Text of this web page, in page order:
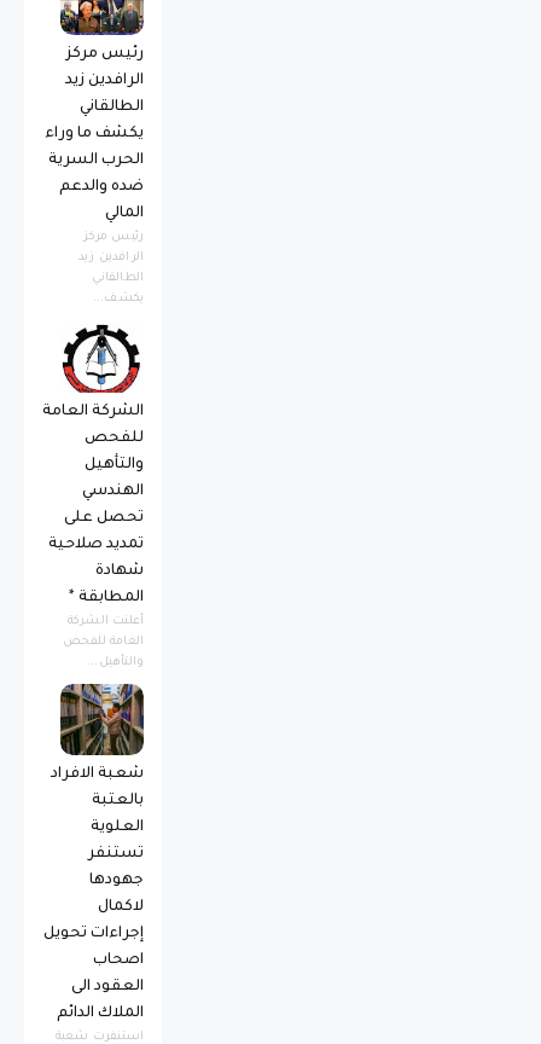
رئيس مركز
الرافدين زيد
الطالقاني
يكشف ما وراء
الحرب السرية
ضده والدعم
المالي
رئيس مركز
الرافدين زيد
الطالقاني
يكشف...
الشركة العامة
للفحص
والتأهيل
الهندسي
تحصل على
تمديد صلاحية
شهادة
المطابقة *
أعلنت الشركة
العامة للفحص
والتأهيل...
شعبة الافراد
بالعتبة
العلوية
تستنفر
جهودها
لاكمال
إجراءات تحويل
اصحاب
العقود الى
الملاك الدائم
استنفرت شعبة